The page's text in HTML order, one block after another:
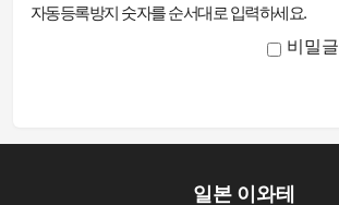
자동등록방지 숫자를 순서대로 입력하세요.
비밀글
일본 이와테